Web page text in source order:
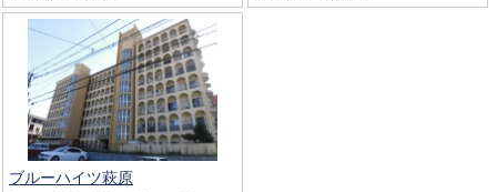
ブルーハイツ萩原